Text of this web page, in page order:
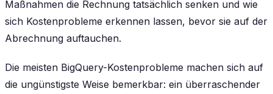
Maßnahmen die Rechnung tatsächlich senken und wie
sich Kostenprobleme erkennen lassen, bevor sie auf der
Abrechnung auftauchen.
Die meisten BigQuery-Kostenprobleme machen sich auf
die ungünstigste Weise bemerkbar: ein überraschender